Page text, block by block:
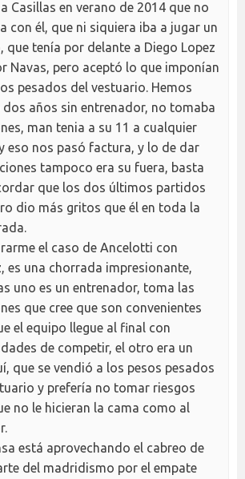
Casillas en verano de 2014 que no
con él, que ni siquiera iba a jugar un
que tenía por delante a Diego Lopez
Navas, pero aceptó lo que imponían
pesados del vestuario. Hemos
años sin entrenador, no tomaba
man tenia a su 11 a cualquier
eso nos pasó factura, y lo de dar
tampoco era su fuera, basta
que los dos últimos partidos
dio más gritos que él en toda la
el caso de Ancelotti con
es una chorrada impresionante,
uno es un entrenador, toma las
que cree que son convenientes
el equipo llegue al final con
de competir, el otro era un
que se vendió a los pesos pesados
y prefería no tomar riesgos
no le hicieran la cama como al
está aprovechando el cabreo de
del madridismo por el empate